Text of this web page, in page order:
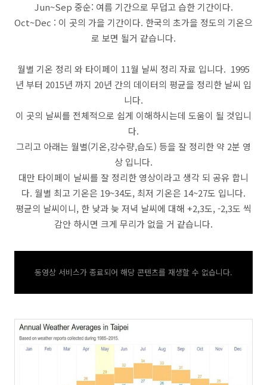
Jun~Sep 중순: 여름 기간으로 무덥고 습한 기간이다.
Oct~Dec : 이 곳의 가을 기간이다. 한국의 초가을 정도의 기온으
로 보면 될거 같습니다.
월별 기온 정리 와 타이페이 11월 날씨 정리 자료 입니다. 1995
년 부터 2015년 까지 20년 간의 데이터의 평균을 정리한 날씨 입
니다.
이 곳의 날씨를 전체적으로 쉽게 이해하시는데 도움이 될 것입니
다.
그리고 아래는 월별(기온,강수량,습도) 등을 잘 정리한 약 2분 영
상 입니다.
대만 타이페이 날씨를 잘 정리한 영상이라고 생각 되 공유 합니
다. 월별 최고 기온은 19~34도, 최저 기온은 14~27도 입니다.
평균의 날씨이니, 한 낮과 늦 저녁 날씨에 대해 +2,3도, -2,3도 씩
감안 하시면 크게 무리가 없을 거 같습니다.
동영상 서비스가 종료되어 해당 콘텐츠를 재생할 수 없습니다.